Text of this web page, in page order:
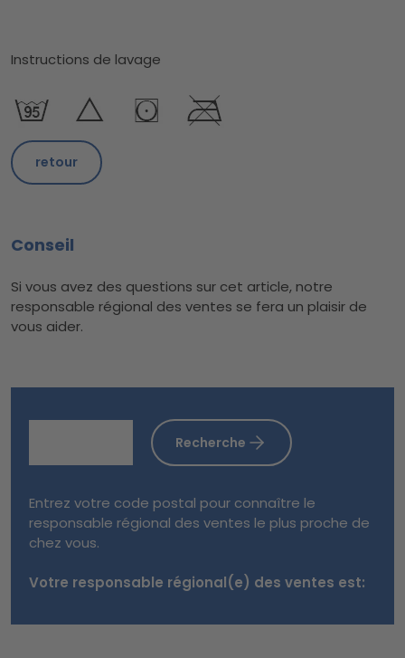
Instructions de lavage
retour
Conseil
Si vous avez des questions sur cet article, notre
responsable régional des ventes se fera un plaisir de
vous aider.
Recherche
Entrez votre code postal pour connaître le
responsable régional des ventes le plus proche de
chez vous.
Votre responsable régional(e) des ventes est: